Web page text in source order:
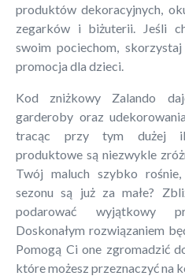
produktów dekoracyjnych,
zegarków i biżuterii. Jeśli
swoim pociechom,
promocja dla dzieci.
Kod zniżkowy Zalando
garderoby oraz
tracąc przy tym dużej
produktowe są niezwykle
Twój maluch szybko
sezonu są już za małe?
podarować wyjątkowy
Doskonałym rozwiązaniem
Pomogą Ci one zgromadzić
które możesz przeznaczyć na